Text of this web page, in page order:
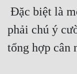
phải chú ý
tổng hợp cân